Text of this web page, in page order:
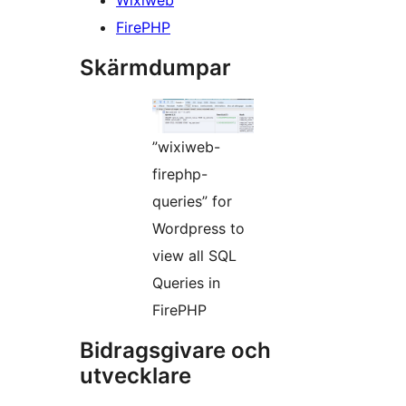
FirePHP
Skärmdumpar
”wixiweb-
firephp-
queries” for
Wordpress to
view all SQL
Queries in
FirePHP
Bidragsgivare och
utvecklare